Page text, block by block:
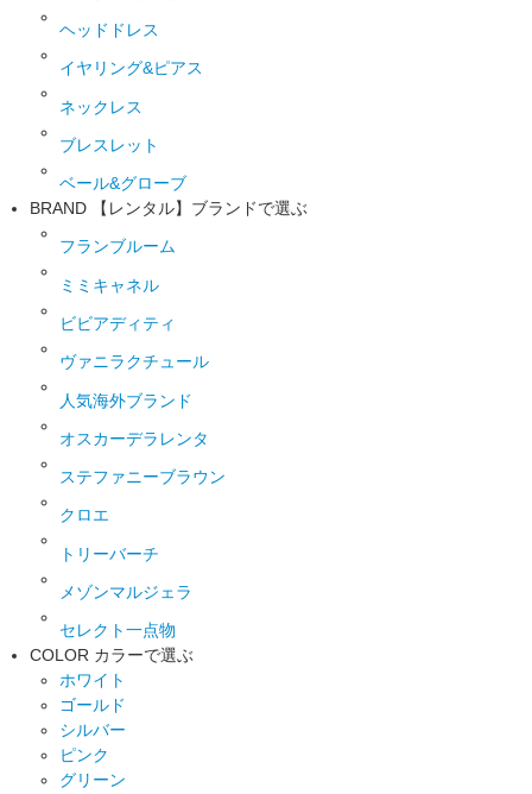
ヘッドドレス
イヤリング&ピアス
ネックレス
ブレスレット
ベール&グローブ
BRAND
【レンタル】ブランドで選ぶ
フランブルーム
ミミキャネル
ビビアディティ
ヴァニラクチュール
人気海外ブランド
オスカーデラレンタ
ステファニーブラウン
クロエ
トリーバーチ
メゾンマルジェラ
セレクト一点物
COLOR カラーで選ぶ
ホワイト
ゴールド
シルバー
ピンク
グリーン